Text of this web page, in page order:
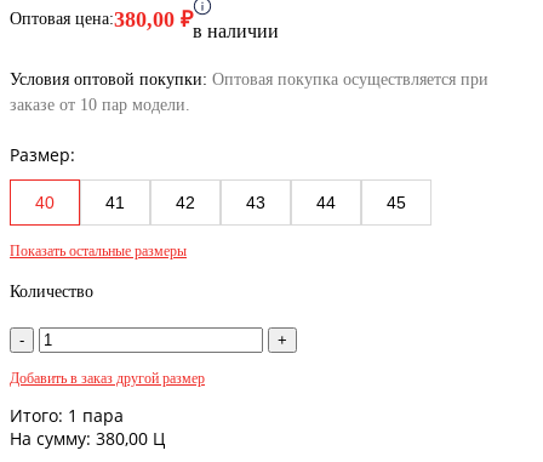
Оптовая цена:380,00 ₽в наличии
Условия оптовой покупки: Оптовая покупка осуществляется при
заказе от 10 пар модели.
Размер:
40 41 42 43 44 45
Показать остальные размеры
Количество
Добавить в заказ другой размер
Итого: 1 пара
На сумму: 380,00 Ц